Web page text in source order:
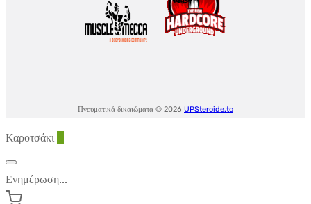
Πνευματικά δικαιώματα © 2026 UPSteroide.to
Καροτσάκι
Ενημέρωση...